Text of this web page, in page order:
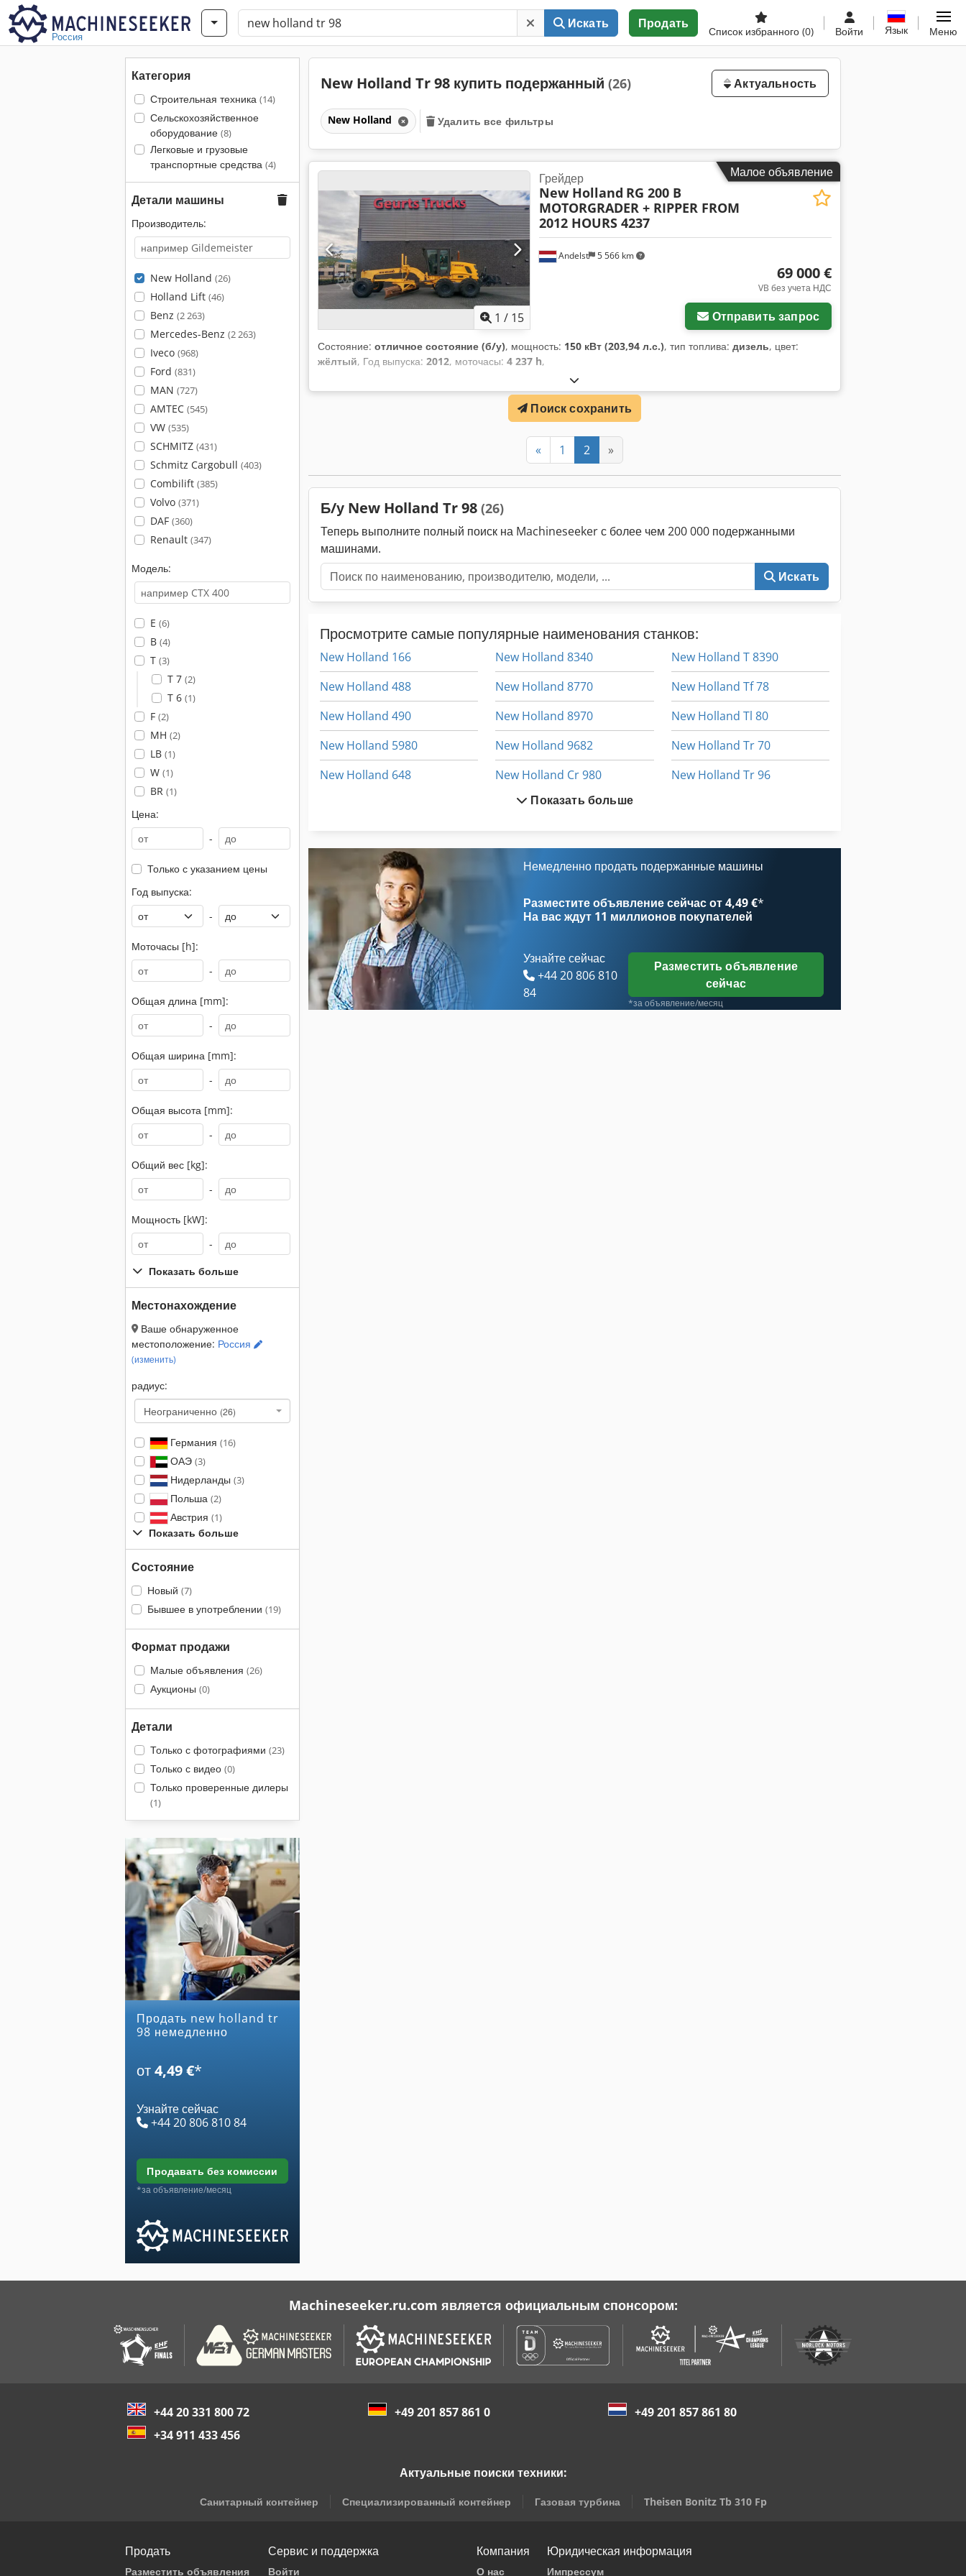
Россия
Искать Продать
Список избранного (0) Войти Язык Меню
Категория
Строительная техника (14)
Сельскохозяйственное
оборудование (8)
Легковые и грузовые
транспортные средства (4)
Детали машины
Производитель:
New Holland (26)
Holland Lift (46)
Benz (2 263)
Mercedes-Benz (2 263)
Iveco (968)
Ford (831)
MAN (727)
AMTEC (545)
VW (535)
SCHMITZ (431)
Schmitz Cargobull (403)
Combilift (385)
Volvo (371)
DAF (360)
Renault (347)
Модель:
E (6)
B (4)
T (3)
T 7 (2)
T 6 (1)
F (2)
MH (2)
LB (1)
W (1)
BR (1)
Цена:
-
Только с указанием цены
Год выпуска:
-
Моточасы [h]:
-
Общая длина [mm]:
-
Общая ширина [mm]:
-
Общая высота [mm]:
-
Общий вес [kg]:
-
Мощность [kW]:
-
Показать больше
Местонахождение
Ваше обнаруженное
местоположение: Россия
(изменить)
радиус:
Неограниченно (26)
Германия (16)
ОАЭ (3)
Нидерланды (3)
Польша (2)
Австрия (1)
Показать больше
Состояние
Новый (7)
Бывшее в употреблении (19)
Формат продажи
Малые объявления (26)
Аукционы (0)
Детали
Только с фотографиями (23)
Только с видео (0)
Только проверенные дилеры
(1)
Продать new holland tr
98 немедленно
от4,49 €*
Узнайте сейчас
+44 20 806 810 84
продавать без комиссии
*за объявление/месяц
New Holland Tr 98 купить подержанный (26) Актуальность
New Holland Удалить все фильтры
Малое объявление
1 / 15
Andelst 5 566 km
Грейдер
New Holland RG 200 B
MOTORGRADER + RIPPER FROM
2012 HOURS 4237
69 000 €
VB без учета НДС
Отправить запрос
Состояние: отличное состояние (б/у), мощность: 150 кВт (203,94 л.с.), тип топлива: дизель, цвет:
жёлтый, Год выпуска: 2012, моточасы: 4 237 h,
Поиск сохранить
« 1 2 »
Б/у New Holland Tr 98 (26)
Теперь выполните полный поиск на Machineseeker с более чем 200 000 подержанными
машинами.
Искать
Просмотрите самые популярные наименования станков:
New Holland 166
New Holland 488
New Holland 490
New Holland 5980
New Holland 648
New Holland 790
New Holland 8060
New Holland 8340
New Holland 8770
New Holland 8970
New Holland 9682
New Holland Cr 980
New Holland D 1010
New Holland E 80 Msr
New Holland T 8390
New Holland Tf 78
New Holland Tl 80
New Holland Tr 70
New Holland Tr 96
Показать больше
Немедленно продать подержанные машины
Разместите объявление сейчас от 4,49 €*
На вас ждут 11 миллионов покупателей
Узнайте сейчас
+44 20 806 810
84
Разместить объявление
сейчас
*за объявление/месяц
Machineseeker.ru.com является официальным спонсором:
+44 20 331 800 72 +49 201 857 861 0
+49 201 857 861 80
+34 911 433 456
Актуальные поиски техники:
Санитарный контейнер Специализированный контейнер Газовая турбина Theisen Bonitz Tb 310 Fp
Продать
Разместить объявления
Сервис и поддержка
Войти
Компания
О нас
Юридическая информация
Импрессум